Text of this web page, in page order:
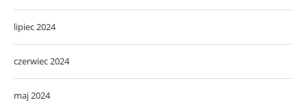
lipiec 2024
czerwiec 2024
maj 2024